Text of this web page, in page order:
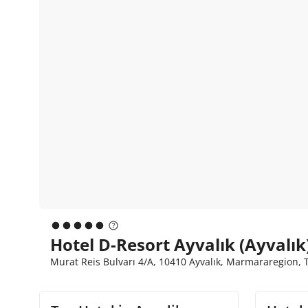
Hotel D-Resort Ayvalık
Murat Reis Bulvarı 4/A, 10410 Ayvalık, Marmararegion,